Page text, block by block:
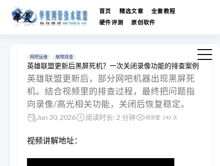
首页 精选文章
全套教程
硬件评测
原创软件
网吧运维 故障排查
英雄联盟更新后黑屏死机？一次关闭录像功能的排查案例
英雄联盟更新后，部分网吧机器出现黑屏死
机。结合视频里的排查过程，最终把问题指
向录像/高光相关功能，关闭后恢复稳定。
Jun 30, 2026 阅读时长: 2 分钟 阅读量: 243 次
视频讲解地址：